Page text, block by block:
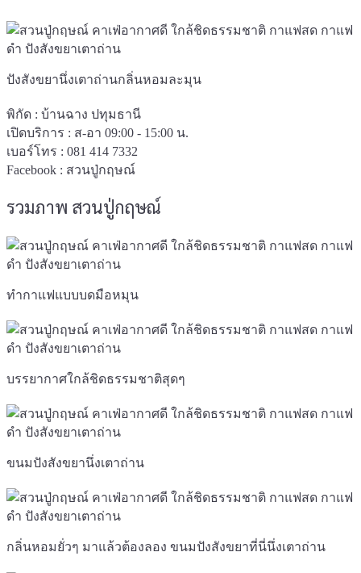
ปังสังขยานึ่งเตาถ่านกลิ่นหอมละมุน
พิกัด : บ้านฉาง ปทุมธานี
เปิดบริการ : ส-อา 09:00 - 15:00 น.
เบอร์โทร : 081 414 7332
Facebook : สวนปู่กฤษณ์
รวมภาพ สวนปู่กฤษณ์
ทำกาแฟแบบบดมือหมุน
บรรยากาศใกล้ชิดธรรมชาติสุดๆ
ขนมปังสังขยานึ่งเตาถ่าน
กลิ่นหอมยั่วๆ มาแล้วต้องลอง ขนมปังสังขยาที่นี่นึ่งเตาถ่าน